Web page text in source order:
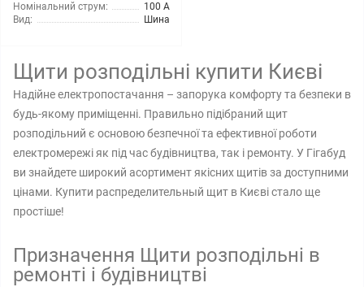
Номінальний струм:
100 А
Вид:
Шина
Щити розподільні купити Києві
Надійне електропостачання – запорука комфорту та безпеки в
будь-якому приміщенні. Правильно підібраний щит
розподільний є основою безпечної та ефективної роботи
електромережі як під час будівництва, так і ремонту. У Гігабуд
ви знайдете широкий асортимент якісних щитів за доступними
цінами. Купити распределительный щит в Києві стало ще
простіше!
Призначення Щити розподільні в
ремонті і будівництві